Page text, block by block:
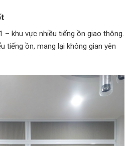
– khu vực nhiều tiếng ồn giao thông.
tiếng ồn, mang lại không gian yên